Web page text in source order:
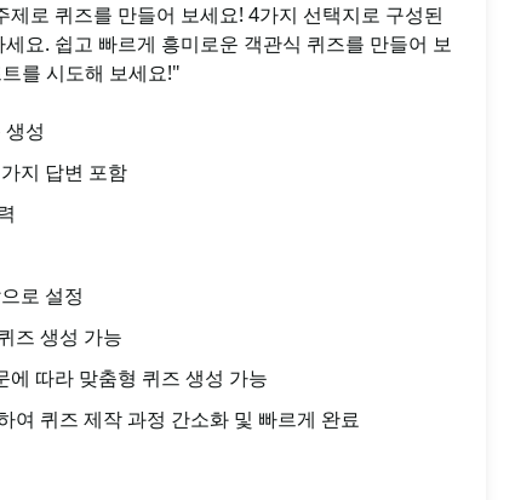
로 퀴즈를 만들어 보세요! 4가지 선택지로 구성된
요. 쉽고 빠르게 흥미로운 객관식 퀴즈를 만들어 보
를 시도해 보세요!"
성
지 답변 포함
로 설정
즈 생성 가능
따라 맞춤형 퀴즈 생성 가능
여 퀴즈 제작 과정 간소화 및 빠르게 완료